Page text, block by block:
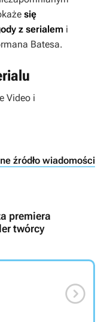
się
z serialem i
Batesa.
Video i
źródło wiadomości
premiera
twórcy
